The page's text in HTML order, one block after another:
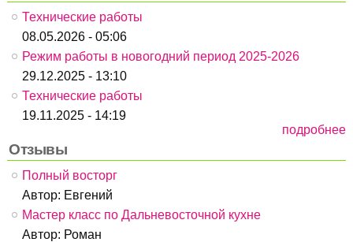
Технические работы
08.05.2026 - 05:06
Режим работы в новогодний период 2025-2026
29.12.2025 - 13:10
Технические работы
19.11.2025 - 14:19
подробнее
Отзывы
Полный восторг
Автор: Евгений
Мастер класс по Дальневосточной кухне
Автор: Роман